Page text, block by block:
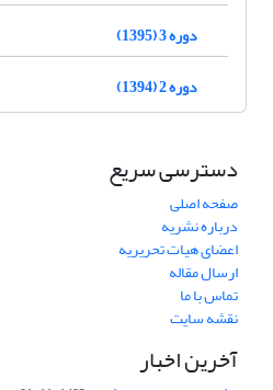
دوره 3 (1395)
دوره 2 (1394)
دسترسی سریع
صفحه اصلی
درباره نشریه
اعضای هیات تحریریه
ارسال مقاله
تماس با ما
نقشه سایت
آخرین اخبار